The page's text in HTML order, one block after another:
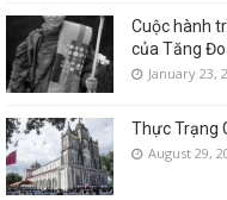
Cuộc hành
của Tăng
January 23,
Thực Trạng
August 29,